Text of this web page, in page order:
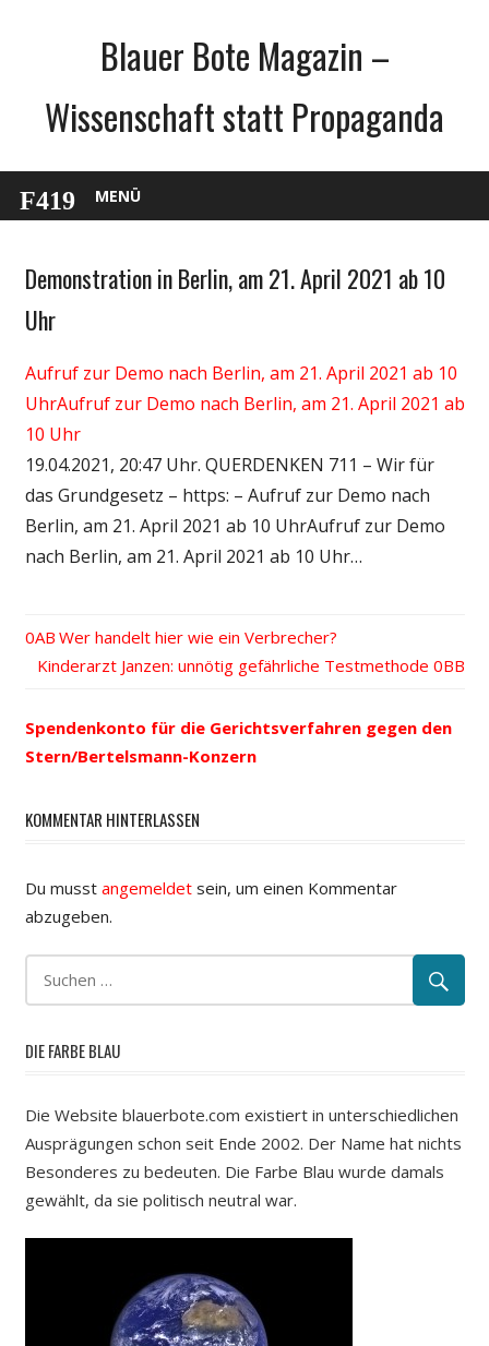
Blauer Bote Magazin –
Wissenschaft statt Propaganda
MENÜ
Gesellschaft
Wirtschaft
Wissenschaft
Demonstration in Berlin, am 21. April 2021 ab 10
Uhr
Aufruf zur Demo nach Berlin, am 21. April 2021 ab 10
UhrAufruf zur Demo nach Berlin, am 21. April 2021 ab
10 Uhr
19.04.2021, 20:47 Uhr. QUERDENKEN 711 – Wir für
das Grundgesetz – https: – Aufruf zur Demo nach
Berlin, am 21. April 2021 ab 10 UhrAufruf zur Demo
nach Berlin, am 21. April 2021 ab 10 Uhr…
Beitrags-
Vorheriger
Beitrag:
Wer handelt hier wie ein Verbrecher?
Nächster
Kinderarzt Janzen: unnötig gefährliche Testmethode
Spendenkonto für die Gerichtsverfahren gegen den
Stern/Bertelsmann-Konzern
KOMMENTAR HINTERLASSEN
Du musst angemeldetsein, um einen Kommentar
abzugeben.
DIE FARBE BLAU
Die Website blauerbote.com existiert in unterschiedlichen
Ausprägungen schon seit Ende 2002. Der Name hat nichts
Besonderes zu bedeuten. Die Farbe Blau wurde damals
gewählt, da sie politisch neutral war.